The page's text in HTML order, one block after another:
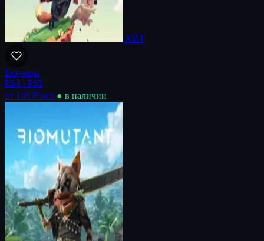
ХИТ
Безумцы
PS4 · PS5
от 149 ₽/нед ● в наличии